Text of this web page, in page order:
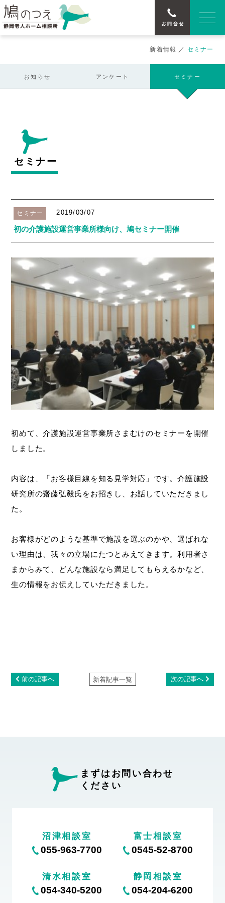
新着情報 ／ セミナー
お知らせ アンケート セミナー
セミナー
セミナー 2019/03/07
初の介護施設運営事業所様向け、鳩セミナー開催
初めて、介護施設運営事業所さまむけのセミナーを開催
しました。
内容は、「お客様目線を知る見学対応」です。介護施設
研究所の齋藤弘毅氏をお招きし、お話していただきまし
た。
お客様がどのような基準で施設を選ぶのかや、選ばれな
い理由は、我々の立場にたつとみえてきます。利用者さ
まからみて、どんな施設なら満足してもらえるかなど、
生の情報をお伝えしていただきました。
前の記事へ 次の記事へ
新着記事一覧
まずはお問い合わせ
ください
沼津相談室
055-963-7700
富士相談室
0545-52-8700
清水相談室
054-340-5200
静岡相談室
054-204-6200